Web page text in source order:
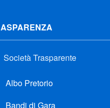
Società Trasparente
Albo Pretorio
Bandi di Gara